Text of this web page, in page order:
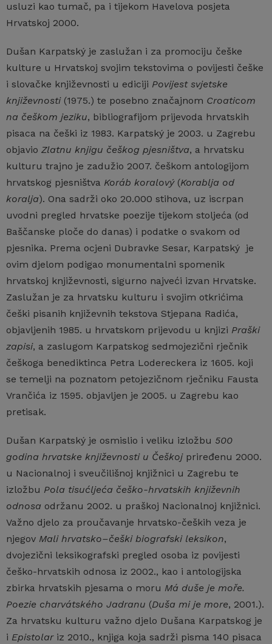
usluzi kao tumač, pa i tijekom Havelova posjeta
Hrvatskoj 2000.
Dušan Karpatský je zaslužan i za promociju češke
kulture u Hrvatskoj svojim tekstovima o povijesti češke
i slovačke književnosti u ediciji Povijest svjetske
književnosti(1975.) te posebno značajnom Croaticom
na češkom jeziku, bibliografijom prijevoda hrvatskih
pisaca na češki iz 1983. Karpatský je 2003. u Zagrebu
objavio Zlatnu knjigu češkog pjesništva, a hrvatsku
kulturu trajno je zadužio 2007. češkom antologijom
hrvatskog pjesništva Koráb koralový (Korablja od
koralja). Ona sadrži oko 20.000 stihova, uz iscrpan
uvodni pregled hrvatske poezije tijekom stoljeća (od
Baščanske ploče do danas) i podatke o svakom od
pjesnika. Prema ocjeni Dubravke Sesar, Karpatský je
ovim djelom podigao monumentalni spomenik
hrvatskoj književnosti, sigurno najveći izvan Hrvatske.
Zaslužan je za hrvatsku kulturu i svojim otkrićima
češki pisanih književnih tekstova Stjepana Radića,
objavljenih 1985. u hrvatskom prijevodu u knjizi Praški
zapisi, a zaslugom Karpatskog sedmojezični rječnik
češkoga benediktinca Petra Lodereckera iz 1605. koji
se temelji na poznatom petojezičnom rječniku Fausta
Vrančića iz 1595. objavljen je 2005. u Zagrebu kao
pretisak.
Dušan Karpatský je osmislio i veliku izložbu 500
godina hrvatske književnosti u Češkojpriređenu 2000.
u Nacionalnoj i sveučilišnoj knjižnici u Zagrebu te
izložbu Pola tisućljeća češko-hrvatskih književnih
odnosa održanu 2002. u praškoj Nacionalnoj knjižnici.
Važno djelo za proučavanje hrvatsko-čeških veza je
njegov Mali hrvatsko–češki biografski leksikon,
dvojezični leksikografski pregled osoba iz povijesti
češko-hrvatskih odnosa iz 2002., kao i antologijska
zbirka hrvatskih pjesama o moru Má duše je moře.
Poezie charvátského Jadranu (Duša mi je more, 2001.).
Za hrvatsku kulturu važno djelo Dušana Karpatskog je
i Epistolar iz 2010., knjiga koja sadrži pisma 140 pisaca